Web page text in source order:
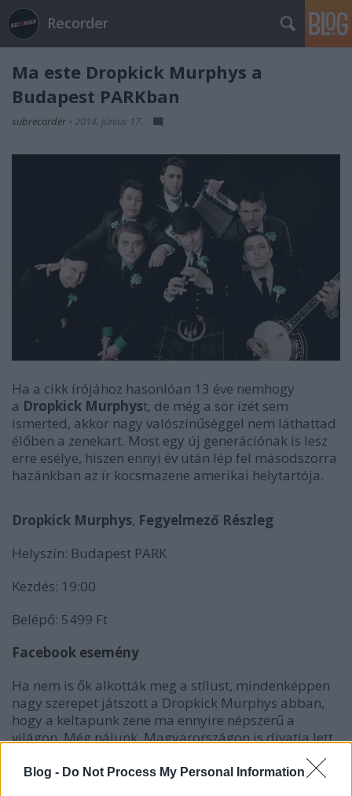
Blog - Do Not Process My Personal Information
Recorder
Ma este Dropkick Murphys a
Budapest PARKban
subrecorder • 2014. június 17.
Ha a cikk írójához hasonlóan 13 éve nemhogy
a Dropkick Murphyst, de még a sör ízét sem
ismerted, akkor nagy valószínűséggel nem láthattad
élőben a zenekart. Most egy új generációnak is lesz
erre esélye, hiszen ennyi év után lép fel másodszorra
hazánkban az ír kocsmazene amerikai helytartója.
Dropkick Murphys, Fegyelmező Részleg
Helyszín: Budapest PARK
Kezdés: 19:00
Belépő: 5499 Ft
Facebook esemény
Ha nem is ők alkották meg a stílust, mindenképpen
nagy szerepet játszott a Dropkick Murphys abban,
hogy a keltapunk zene ma ennyire népszerű a
világon. Még nálunk, Magyarországon is divatja lett,
színvonalon, hogy Európa szerte ismertek lettek ezek